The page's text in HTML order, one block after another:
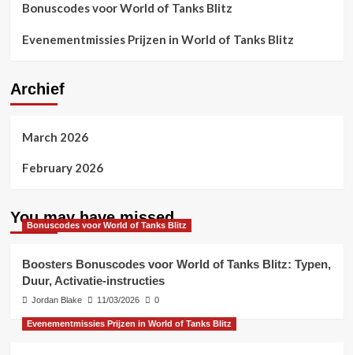
Bonuscodes voor World of Tanks Blitz
Evenementmissies Prijzen in World of Tanks Blitz
Archief
March 2026
February 2026
You may have missed
Bonuscodes voor World of Tanks Blitz
Boosters Bonuscodes voor World of Tanks Blitz: Typen,
Duur, Activatie-instructies
Jordan Blake 11/03/2026 0
Evenementmissies Prijzen in World of Tanks Blitz